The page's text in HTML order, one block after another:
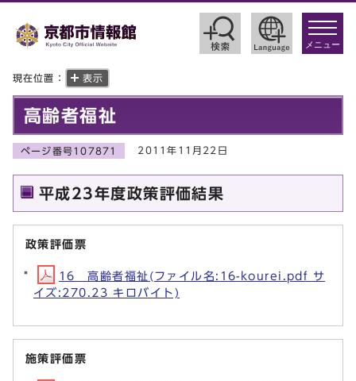
toggle
メニュー
現在位置： 表示
高齢者福祉
ページ番号107871 2011年11月22日
平成23年度政策評価結果
政策評価票
16 高齢者福祉(ファイル名:16-kourei.pdf サ
イズ:270.23 キロバイト)
施策評価票